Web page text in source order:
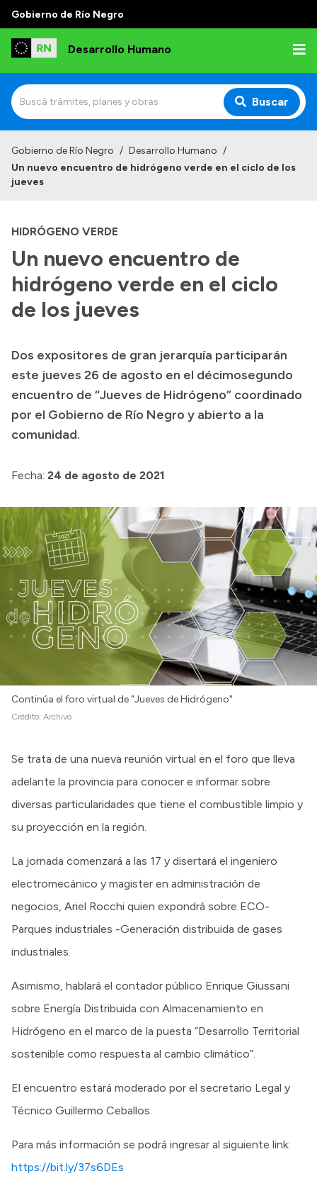
Gobierno de Río Negro
Desarrollo Humano
Buscar
Institucional
Autoridades
Delegaciones
Normativa
Presupuesto
Boletín Oficial
Compras y licitaciones
Consulta de expedientes
Convocatorias
Intranet
Login
Gobierno de Río Negro / Desarrollo Humano /
Un nuevo encuentro de hidrógeno verde en el ciclo de los
jueves
HIDRÓGENO VERDE
Un nuevo encuentro de
hidrógeno verde en el ciclo
de los jueves
Dos expositores de gran jerarquía participarán
este jueves 26 de agosto en el décimosegundo
encuentro de “Jueves de Hidrógeno” coordinado
por el Gobierno de Río Negro y abierto a la
comunidad.
Fecha: 24 de agosto de 2021
Continúa el foro virtual de "Jueves de Hidrógeno"
Crédito: Archivo
Se trata de una nueva reunión virtual en el foro que lleva
adelante la provincia para conocer e informar sobre
diversas particularidades que tiene el combustible limpio y
su proyección en la región.
La jornada comenzará a las 17 y disertará el ingeniero
electromecánico y magister en administración de
negocios, Ariel Rocchi quien expondrá sobre ECO-
Parques industriales -Generación distribuida de gases
industriales.
Asimismo, hablará el contador público Enrique Giussani
sobre Energía Distribuida con Almacenamiento en
Hidrógeno en el marco de la puesta “Desarrollo Territorial
sostenible como respuesta al cambio climático”.
El encuentro estará moderado por el secretario Legal y
Técnico Guillermo Ceballos.
Para más información se podrá ingresar al siguiente link:
https://bit.ly/37s6DEs